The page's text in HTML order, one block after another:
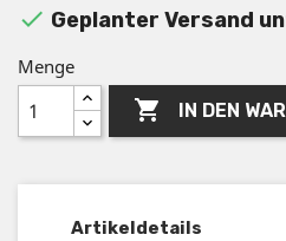
 Geplanter Versand
Menge
 IN DEN
Artikeldetails